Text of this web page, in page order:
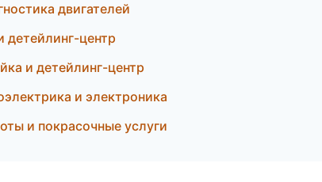
двигателей
центр
и детейлинг-центр
и электроника
и покрасочные услуги